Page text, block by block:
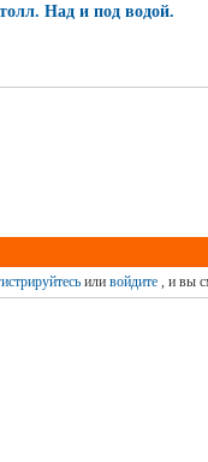
Над и под водой.
или войдите, и вы